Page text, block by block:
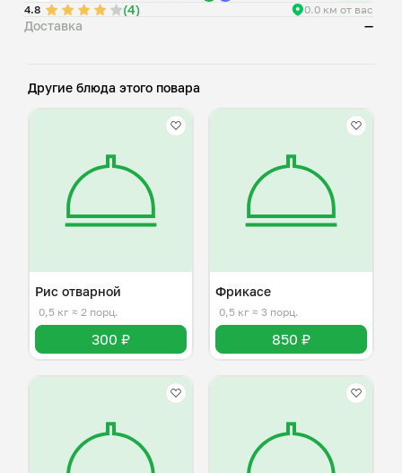
4.8
(4) 0.0 км от вас
Доставка —
Другие блюда этого повара
Рис отварной
0,5 кг ≈ 2 порц.
300 ₽
Фрикасе
0,5 кг ≈ 3 порц.
850 ₽